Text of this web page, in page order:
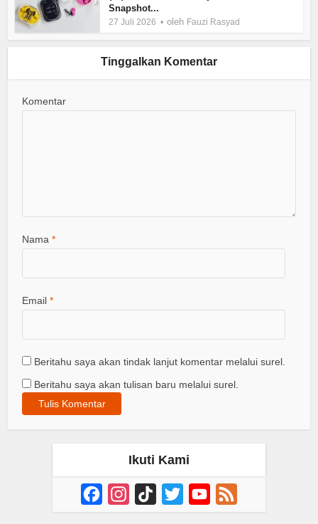
Snapshot...
27 Juli 2026 oleh Fauzi Rasyad
Tinggalkan Komentar
Komentar
Nama*
Email*
Beritahu saya akan tindak lanjut komentar melalui surel.
Beritahu saya akan tulisan baru melalui surel.
Ikuti Kami
FacebookInstagram
TikTok Twitter YouTube
Channel